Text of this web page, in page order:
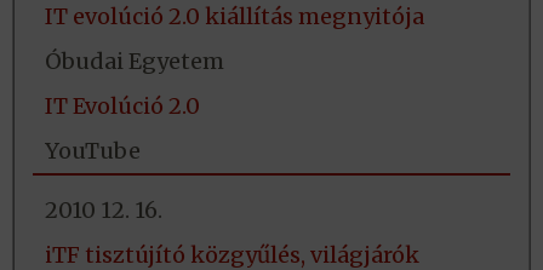
IT evolúció 2.0 kiállítás megnyitója
Óbudai Egyetem
IT Evolúció 2.0
YouTube
2010 12. 16.
iTF tisztújító közgyűlés, világjárók